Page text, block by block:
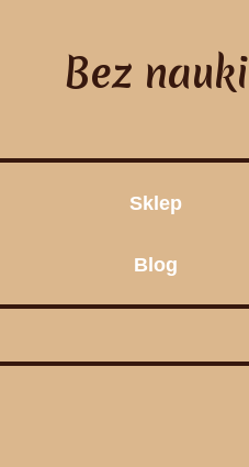
Bez nauki
Sklep
Blog